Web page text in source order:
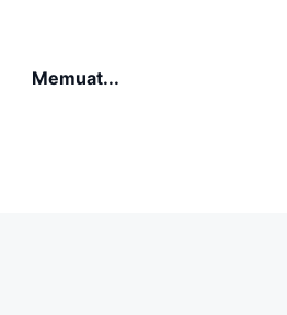
Memuat...